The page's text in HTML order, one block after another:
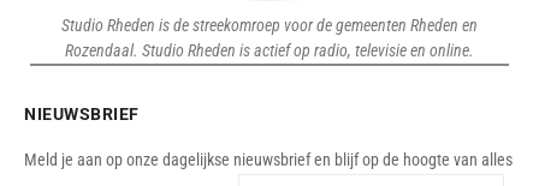
Studio Rheden is de streekomroep voor de gemeenten Rheden en
Rozendaal. Studio Rheden is actief op radio, televisie en online.
NIEUWSBRIEF
Meld je aan op onze dagelijkse nieuwsbrief en blijf op de hoogte van alles